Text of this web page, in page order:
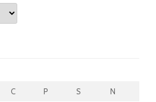
C P S
N